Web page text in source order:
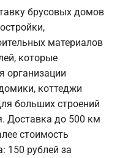
брусовых домов
материалов
которые
организации
коттеджи
больших строений
Доставка до 500 км
стоимость
150 рублей за